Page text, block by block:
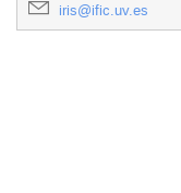
iris@ific.uv.es